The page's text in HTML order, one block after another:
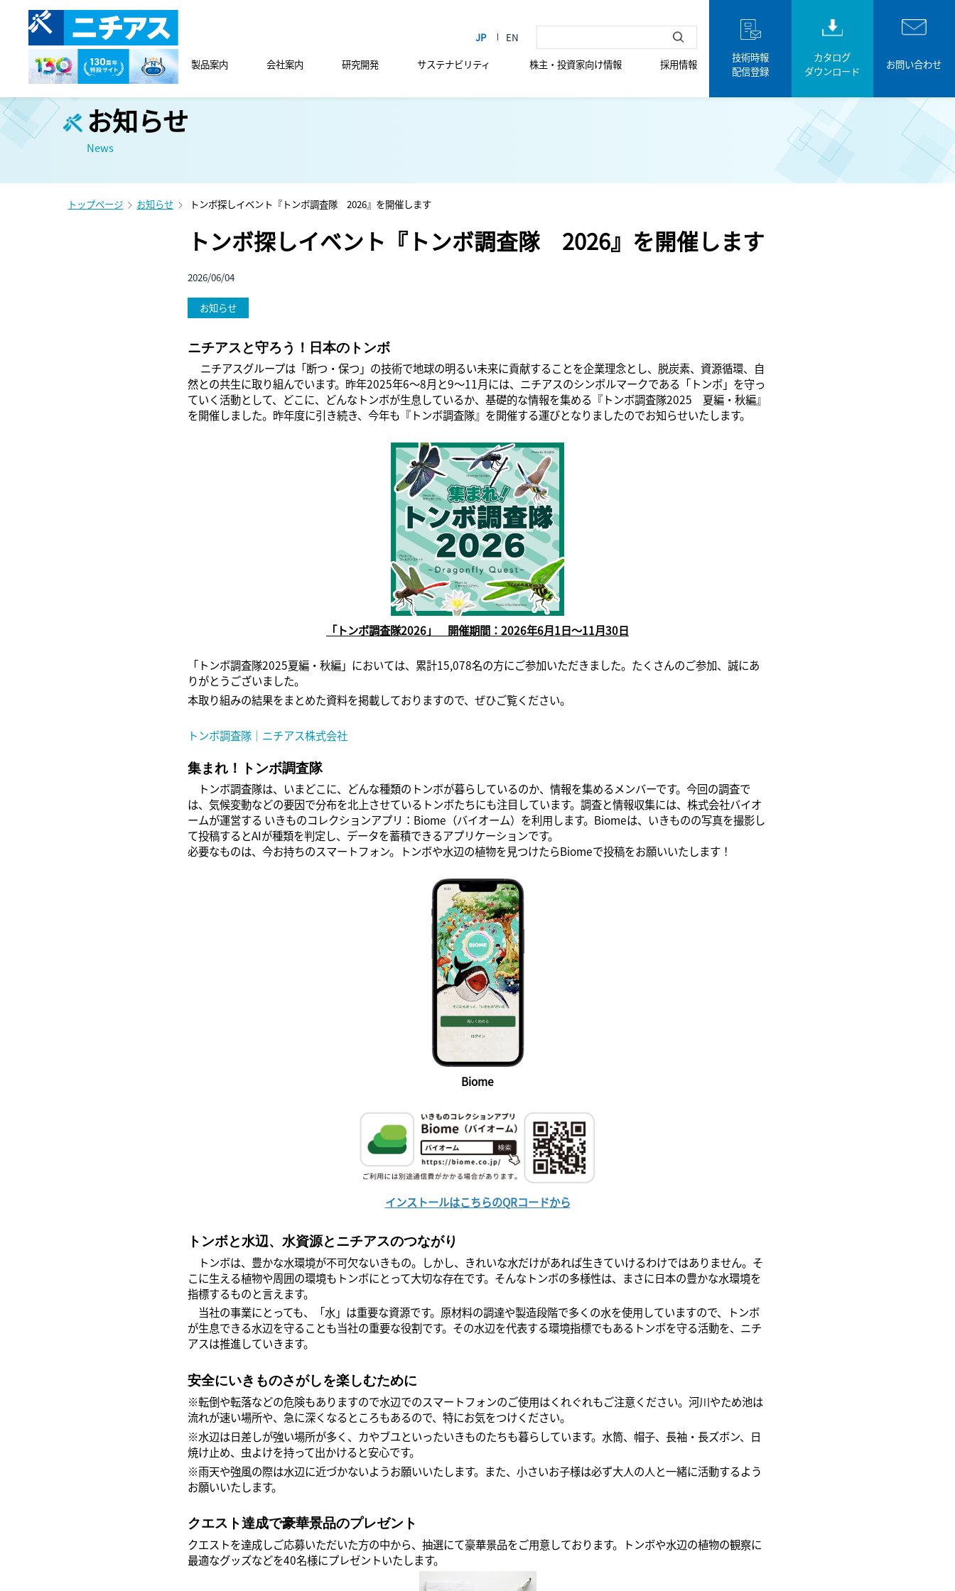
製品案内 会社案内 研究開発 サステナビリティ 株主・投資家向け情報 採用情報
技術時報
配信登録
カタログ
ダウンロード
お問い合わせ
お知らせ
News
トップページ お知らせ トンボ探しイベント『トンボ調査隊 2026』を開催します
トンボ探しイベント『トンボ調査隊 2026』を開催します
2026/06/04
お知らせ
ニチアスと守ろう！日本のトンボ
ニチアスグループは「断つ・保つ」の技術で地球の明るい未来に貢献することを企業理念とし、脱炭素、資源循環、自
然との共生に取り組んでいます。昨年2025年6～8月と9～11月には、ニチアスのシンボルマークである「トンボ」を守っ
ていく活動として、どこに、どんなトンボが生息しているか、基礎的な情報を集める『トンボ調査隊2025 夏編・秋編』
を開催しました。昨年度に引き続き、今年も『トンボ調査隊』を開催する運びとなりましたのでお知らせいたします。
「トンボ調査隊2026」 開催期間：2026年6月1日～11月30日
「トンボ調査隊2025夏編・秋編」においては、累計15,078名の方にご参加いただきました。たくさんのご参加、誠にあ
りがとうございました。
本取り組みの結果をまとめた資料を掲載しておりますので、ぜひご覧ください。
トンボ調査隊｜ニチアス株式会社
集まれ！トンボ調査隊
トンボ調査隊は、いまどこに、どんな種類のトンボが暮らしているのか、情報を集めるメンバーです。今回の調査で
は、気候変動などの要因で分布を北上させているトンボたちにも注目しています。調査と情報収集には、株式会社バイオ
ームが運営する いきものコレクションアプリ：Biome（バイオーム）を利用します。Biomeは、いきものの写真を撮影し
て投稿するとAIが種類を判定し、データを蓄積できるアプリケーションです。
必要なものは、今お持ちのスマートフォン。トンボや水辺の植物を見つけたらBiomeで投稿をお願いいたします！
Biome
インストールはこちらのQRコードから
トンボと水辺、水資源とニチアスのつながり
トンボは、豊かな水環境が不可欠ないきもの。しかし、きれいな水だけがあれば生きていけるわけではありません。そ
こに生える植物や周囲の環境もトンボにとって大切な存在です。そんなトンボの多様性は、まさに日本の豊かな水環境を
指標するものと言えます。
当社の事業にとっても、「水」は重要な資源です。原材料の調達や製造段階で多くの水を使用していますので、トンボ
が生息できる水辺を守ることも当社の重要な役割です。その水辺を代表する環境指標でもあるトンボを守る活動を、ニチ
アスは推進していきます。
安全にいきものさがしを楽しむために
※転倒や転落などの危険もありますので水辺でのスマートフォンのご使用はくれぐれもご注意ください。河川やため池は
流れが速い場所や、急に深くなるところもあるので、特にお気をつけください。
※水辺は日差しが強い場所が多く、カやブユといったいきものたちも暮らしています。水筒、帽子、長袖・長ズボン、日
焼け止め、虫よけを持って出かけると安心です。
※雨天や強風の際は水辺に近づかないようお願いいたします。また、小さいお子様は必ず大人の人と一緒に活動するよう
お願いいたします。
クエスト達成で豪華景品のプレゼント
クエストを達成しご応募いただいた方の中から、抽選にて豪華景品をご用意しております。トンボや水辺の植物の観察に
最適なグッズなどを40名様にプレゼントいたします。